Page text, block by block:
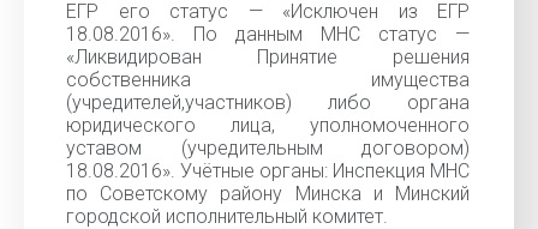
ЕГР его статус — «Исключен из ЕГР
18.08.2016». По данным МНС статус —
«Ликвидирован Принятие решения
собственника имущества
(учредителей,участников) либо органа
юридического лица, уполномоченного
уставом (учредительным договором)
18.08.2016». Учётные органы: Инспекция МНС
по Советскому району Минска и Минский
городской исполнительный комитет.